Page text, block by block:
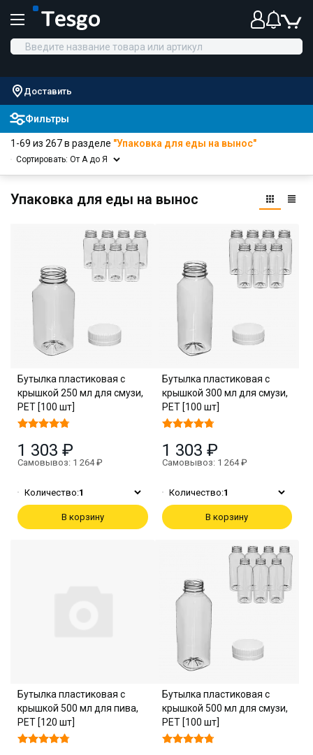
Доставить
Фильтры
1-69 из 267 в разделе "Упаковка для еды на вынос"
Сортировать: От А до Я
Упаковка для еды на вынос
Бутылка пластиковая с
крышкой 250 мл для смузи,
PET [100 шт]
1 303 ₽
Самовывоз: 1 264 ₽
Количество:1
В корзину
Бутылка пластиковая с
крышкой 300 мл для смузи,
PET [100 шт]
1 303 ₽
Самовывоз: 1 264 ₽
Количество:1
В корзину
Бутылка пластиковая с
крышкой 500 мл для пива,
PET [120 шт]
Бутылка пластиковая с
крышкой 500 мл для смузи,
PET [100 шт]